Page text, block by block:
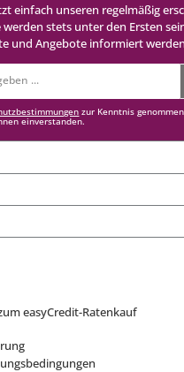
einfach unseren regelmäßig
stets unter den Ersten
und Angebote informiert
Mail-
zur Kenntnis
einverstanden.
easyCredit-Ratenkauf